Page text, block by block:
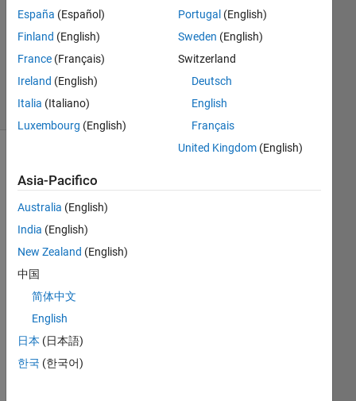
Aggiornato
13 Mag
2016
Visualizzazioni
(30 giorni)
I
wa
to
retu
rn
España (Español)
Finland (English)
France (Français)
Ireland (English)
Italia (Italiano)
Luxembourg (English)
Portugal (English)
Sweden (English)
Switzerland
Deutsch
English
Français
United Kingdom(English)
Asia-Pacifico
Australia (English)
India (English)
New Zealand (English)
中国
简体中文
English
日本 (日本語)
한국 (한국어)